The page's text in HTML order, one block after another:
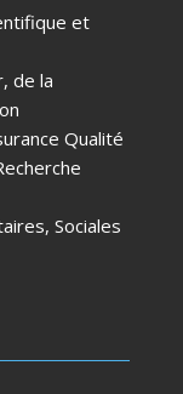
et
de la
Qualité
Sociales